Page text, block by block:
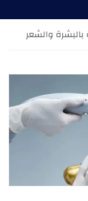
بالبشرة والشعر